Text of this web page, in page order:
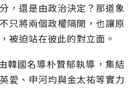
，還是由政治決定？那道象
只將兩個政權隔開，也讓原
被迫站在彼此的對立面。
韓國名導朴贊郁執導，集結
愛、申河均與金太祐等實力